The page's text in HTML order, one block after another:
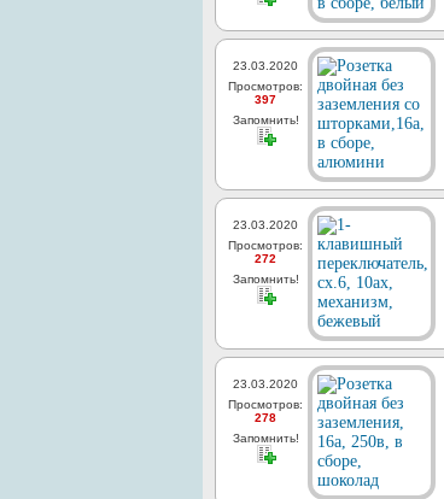
23.03.2020
Просмотров:
397
Запомнить!
23.03.2020
Просмотров:
272
Запомнить!
23.03.2020
Просмотров:
278
Запомнить!